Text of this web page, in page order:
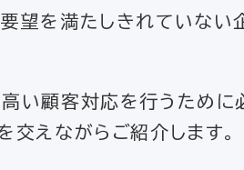
要望を満たしきれていない
い顧客対応を行うために
交えながらご紹介します。